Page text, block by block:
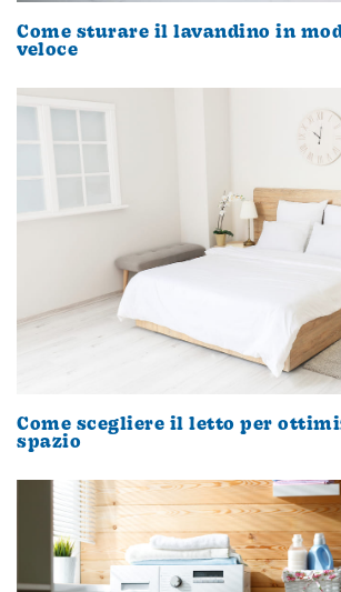
Come sturare il lavandino in
veloce
Come scegliere il letto per
spazio